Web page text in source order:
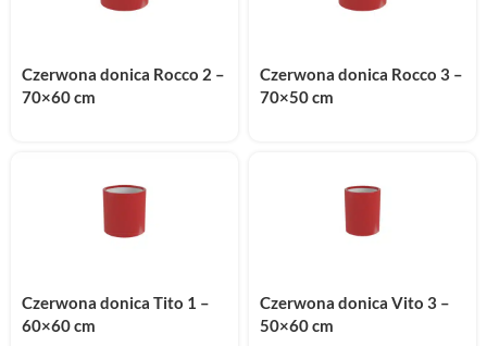
Czerwona donica Rocco 2 –
70×60 cm
Czerwona donica Rocco 3 –
70×50 cm
Czerwona donica Tito 1 –
60×60 cm
Czerwona donica Vito 3 –
50×60 cm